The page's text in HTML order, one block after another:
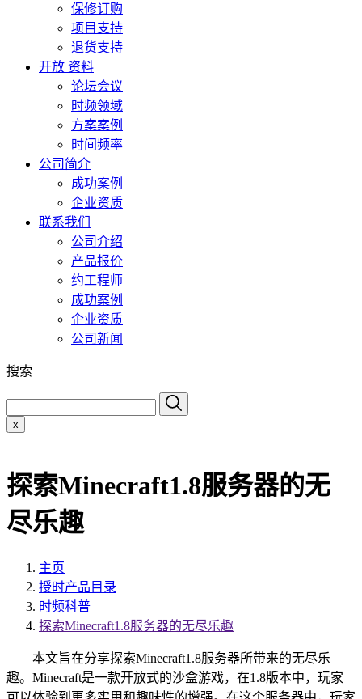
保修订购
项目支持
退货支持
开放 资料
论坛会议
时频领域
方案案例
时间频率
公司简介
成功案例
企业资质
联系我们
公司介绍
产品报价
约工程师
成功案例
企业资质
公司新闻
搜索
x
探索Minecraft1.8服务器的无
尽乐趣
主页
授时产品目录
时频科普
探索Minecraft1.8服务器的无尽乐趣
本文旨在分享探索Minecraft1.8服务器所带来的无尽乐
趣。Minecraft是一款开放式的沙盒游戏，在1.8版本中，玩家